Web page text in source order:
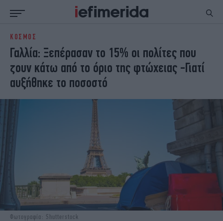
ΕΙΔΗΣΕΙΣ
NON PAPER
ΕΛΛΑΔΑ
ΟΙΚΟΝΟΜΙΑ
ΚΟΣΜΟΣ
ΠΟΛΙΤΙΣΜΟΣ
ΖΩΗ
ΣΠΟΡ
ENGLISH EDITION
ΥΓΕΙΑ
ΟΛΥΜΠΙΑΚΟΙ ΑΓΩΝΕΣ
EURO
PODCAST
iAUTOKINITO
iOPINIONS
ΚΟΣΜΟΣ
Γαλλία: Ξεπέρασαν το 15% οι πολίτες που
ζουν κάτω από το όριο της φτώχειας -Γιατί
αυξήθηκε το ποσοστό
Φωτογραφία: Shutterstock